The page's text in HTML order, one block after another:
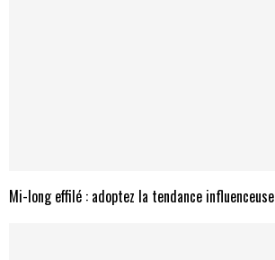
Mi-long effilé : adoptez la tendance influenceuse